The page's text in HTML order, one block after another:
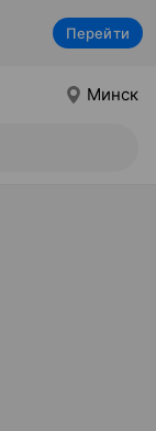
Перейти
Минск